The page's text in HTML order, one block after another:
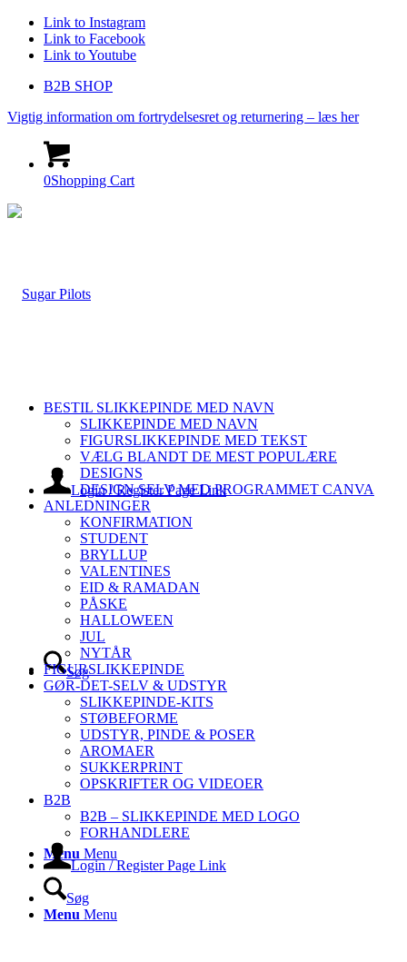
Link to Instagram
Link to Facebook
Link to Youtube
B2B SHOP
Vigtig information om fortrydelsesret og returnering – læs her
0Shopping Cart
Login / Register Page Link
Søg
Menu Menu
BESTIL SLIKKEPINDE MED NAVN
SLIKKEPINDE MED NAVN
FIGURSLIKKEPINDE MED TEKST
VÆLG BLANDT DE MEST POPULÆRE
DESIGNS
DESIGN SELV MED PROGRAMMET CANVA
ANLEDNINGER
KONFIRMATION
STUDENT
BRYLLUP
VALENTINES
EID & RAMADAN
PÅSKE
HALLOWEEN
JUL
NYTÅR
FIGURSLIKKEPINDE
GØR-DET-SELV & UDSTYR
SLIKKEPINDE-KITS
STØBEFORME
UDSTYR, PINDE & POSER
AROMAER
SUKKERPRINT
OPSKRIFTER OG VIDEOER
B2B
B2B – SLIKKEPINDE MED LOGO
FORHANDLERE
Login / Register Page Link
Søg
Menu Menu